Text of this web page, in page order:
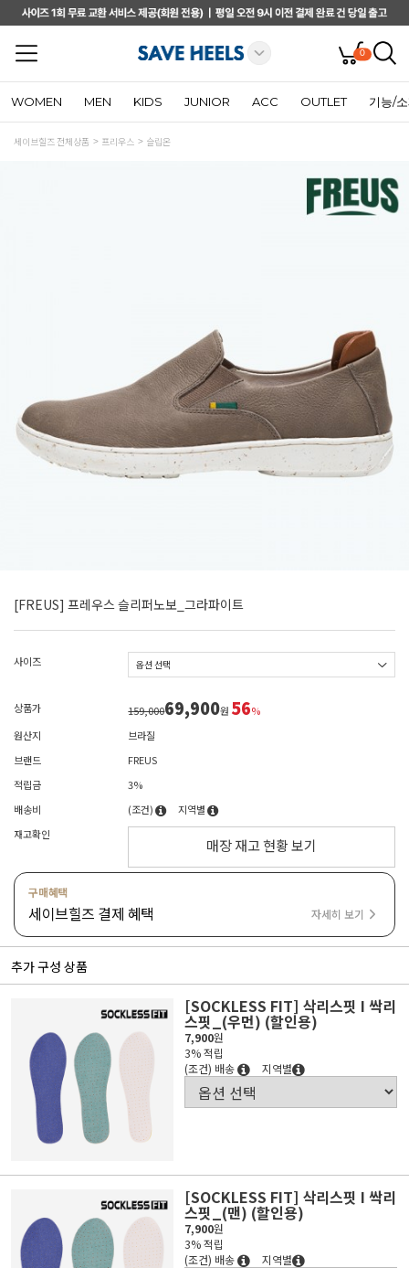
0
WOMEN MEN KIDS JUNIOR ACC OUTLET 기능/
세이브힐즈 전체상품 프리우스 슬립온
[FREUS] 프레우스 슬리퍼노보_그라파이트
사이즈
상품가 159,00069,900원 56%
원산지
브라질
브랜드
FREUS
적립금
3%
배송비
(조건)
지역별
재고확인
매장 재고 현황 보기
구매혜택
세이브힐즈 결제 혜택 자세히 보기
추가 구성 상품
[SOCKLESS FIT] 삭리스핏 I 싹리
스핏_(우먼) (할인용)
7,900원
3% 적립
(조건) 배송
지역별
[SOCKLESS FIT] 삭리스핏 I 싹리
스핏_(맨) (할인용)
7,900원
3% 적립
(조건) 배송
지역별